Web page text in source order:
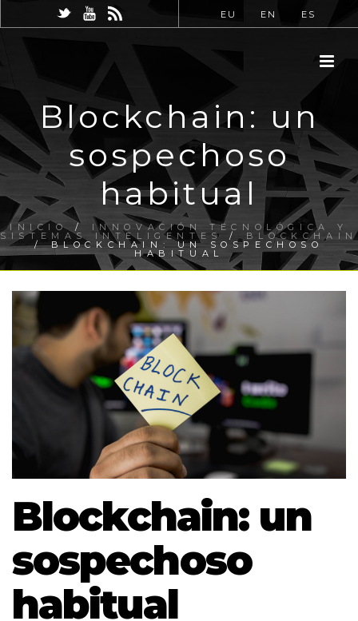
EU EN ES
Blockchain: un
sospechoso
habitual
INICIO/ INNOVACIÓN TECNOLÓGICA Y
SISTEMAS INTELIGENTES / BLOCKCHAIN
/ BLOCKCHAIN: UN SOSPECHOSO
HABITUAL
Blockchain: un
sospechoso
habitual